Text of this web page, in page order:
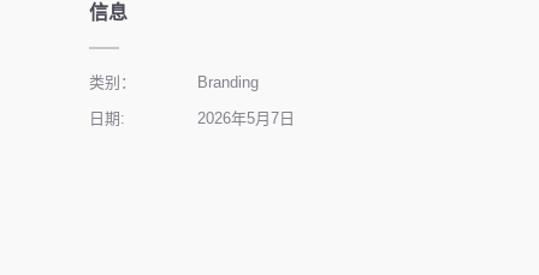
信息
类别：
Branding
日期:
2026年5月7日